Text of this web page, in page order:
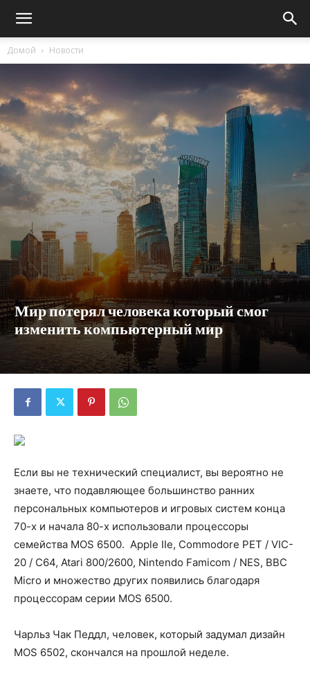
Домой Новости
Мир потерял человека который смог
изменить компьютерный мир
Если вы не технический специалист, вы вероятно не
знаете, что подавляющее большинство ранних
персональных компьютеров и игровых систем конца
70-х и начала 80-х использовали процессоры
семейства MOS 6500. Apple IIe, Commodore PET / VIC-
20 / C64, Atari 800/2600, Nintendo Famicom / NES, BBC
Micro и множество других появились благодаря
процессорам серии MOS 6500.
Чарльз Чак Педдл, человек, который задумал дизайн
MOS 6502, скончался на прошлой неделе.